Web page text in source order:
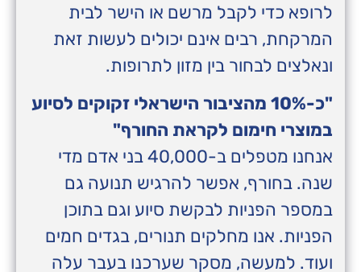
לרופא כדי לקבל מרשם או הישר לבית
המרקחת, רבים אינם יכולים לעשות זאת
ונאלצים לבחור בין מזון לתרופות.
"כ-10% מהציבור הישראלי זקוקים לסיוע
במוצרי חימום לקראת החורף"
אנחנו מטפלים ב-40,000 בני אדם מדי
שנה. בחורף, אפשר להרגיש תנועה גם
במספר הפניות לבקשת סיוע וגם בתוכן
הפניות. אנו מחלקים תנורים, בגדים חמים
ועוד. למעשה, מסקר שערכנו בעבר עלה